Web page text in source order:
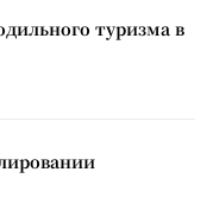
туризма в